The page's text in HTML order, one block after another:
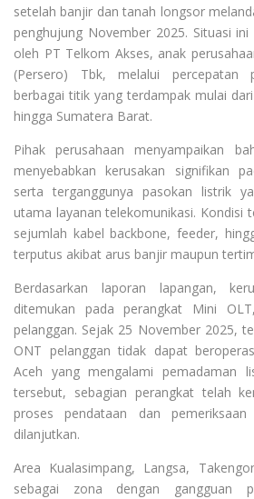
setelah banjir dan tanah longsor
penghujung November 2025. Situasi
oleh PT Telkom Akses, anak
(Persero) Tbk, melalui percepatan
berbagai titik yang terdampak mulai
hingga Sumatera Barat.
Pihak perusahaan menyampaikan
menyebabkan kerusakan signifikan
serta terganggunya pasokan listrik
utama layanan telekomunikasi. Kondisi
sejumlah kabel backbone, feeder,
terputus akibat arus banjir maupun
Berdasarkan laporan lapangan,
ditemukan pada perangkat Mini
pelanggan. Sejak 25 November 2025,
ONT pelanggan tidak dapat
Aceh yang mengalami pemadaman
tersebut, sebagian perangkat telah
proses pendataan dan
dilanjutkan.
Area Kualasimpang, Langsa,
sebagai zona dengan gangguan